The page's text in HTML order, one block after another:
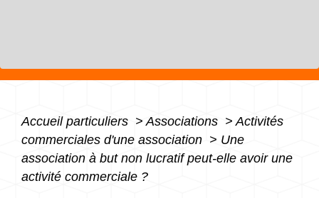
Accueil particuliers > Associations > Activités
commerciales d'une association > Une
association à but non lucratif peut-elle avoir une
activité commerciale ?